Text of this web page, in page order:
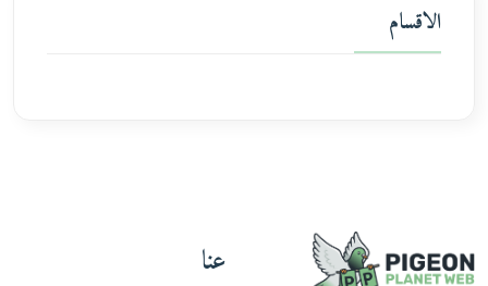
الاقسام
عنا